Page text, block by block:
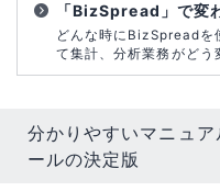
「BizSpread」で変
どんな時にBizSpreadを
て集計、分析業務がどう
分かりやすいマニュ
ールの決定版